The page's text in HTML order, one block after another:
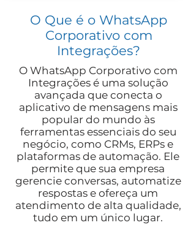
O Que é o WhatsApp
Corporativo com
Integrações?
O WhatsApp Corporativo com
Integrações é uma solução
avançada que conecta o
aplicativo de mensagens mais
popular do mundo às
ferramentas essenciais do seu
negócio, como CRMs, ERPs e
plataformas de automação. Ele
permite que sua empresa
gerencie conversas, automatize
respostas e ofereça um
atendimento de alta qualidade,
tudo em um único lugar.